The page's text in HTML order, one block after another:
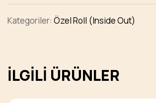
Kategoriler: Özel Roll (Inside Out)
İLGILI ÜRÜNLER